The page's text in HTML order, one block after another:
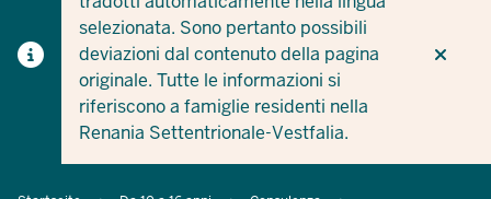
selezionata. Sono pertanto possibili
deviazioni dal contenuto della pagina
originale. Tutte le informazioni si
riferiscono a famiglie residenti nella
Renania Settentrionale-Vestfalia.